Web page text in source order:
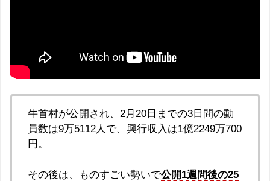
牛首村が公開され、2月20日までの3日間の動
員数は9万5112人で、興行収入は1億2249万700
円。
その後は、ものすごい勢いで公開1週間後の25